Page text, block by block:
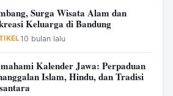
Surga Wisata Alam dan
Keluarga di Bandung
10 bulan lalu
Kalender Jawa: Perpaduan
Islam, Hindu, dan Tradisi